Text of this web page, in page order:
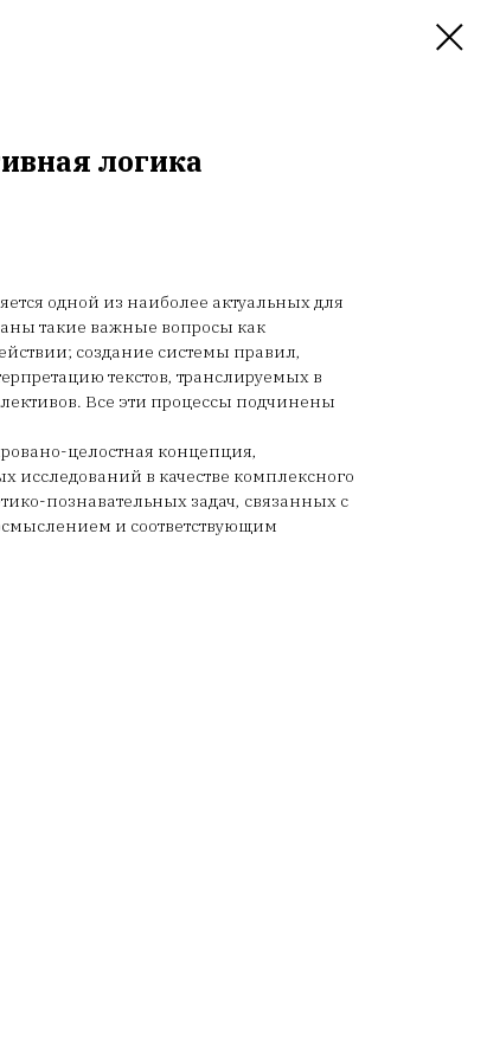
логика
одной из наиболее актуальных для
такие важные вопросы как
создание системы правил,
текстов, транслируемых в
Все эти процессы подчинены
целостная концепция,
исследований в качестве комплексного
познавательных задач, связанных с
и соответствующим